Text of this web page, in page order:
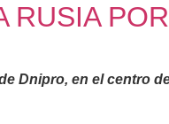
RUSIA
Dnipro, en el centro